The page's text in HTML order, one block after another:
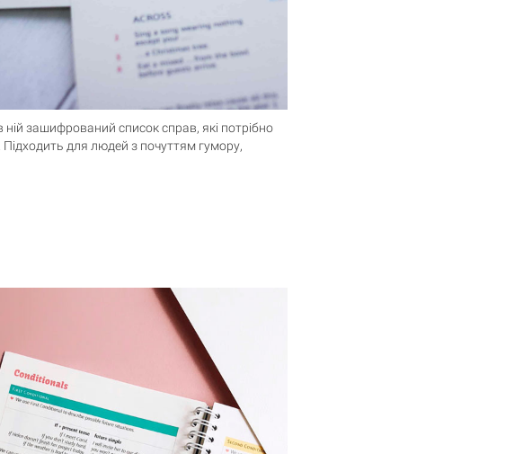
ній зашифрований список справ, які потрібно
Підходить для людей з почуттям гумору,